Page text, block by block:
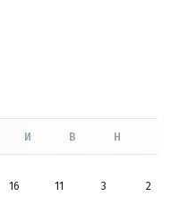
И В Н
16 11 3 2